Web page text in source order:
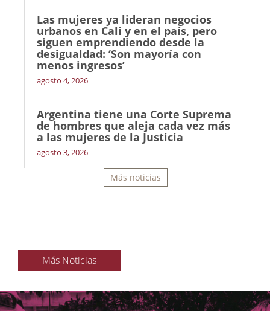
Las mujeres ya lideran negocios
urbanos en Cali y en el país, pero
siguen emprendiendo desde la
desigualdad: ‘Son mayoría con
menos ingresos’
agosto 4, 2026
Argentina tiene una Corte Suprema
de hombres que aleja cada vez más
a las mujeres de la Justicia
agosto 3, 2026
Más noticias
Más Noticias